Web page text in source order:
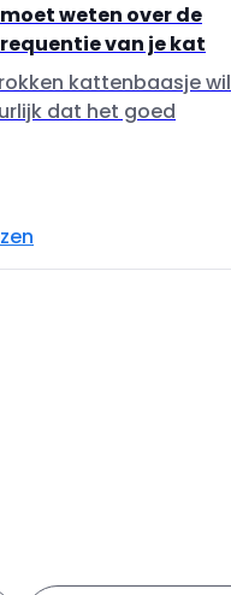
weten over de
van je kat
kattenbaasje wil
dat het goed